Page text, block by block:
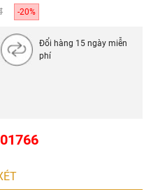
-20%
Đổi hàng 15 ngày miễn
phí